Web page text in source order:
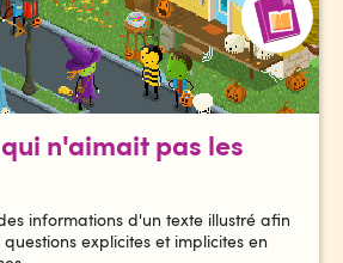
n'aimait pas les
informations d'un texte illustré afin
explicites et implicites en